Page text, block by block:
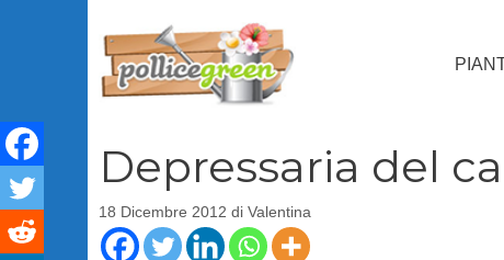
Depressaria del
18 Dicembre 2012 di Valentina